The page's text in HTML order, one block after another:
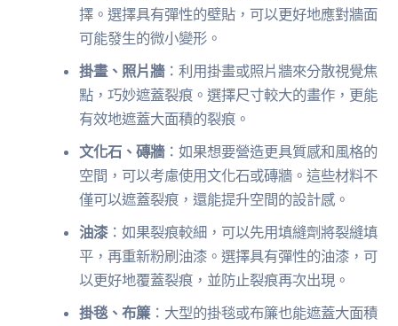
擇。選擇具有彈性的壁貼，可以更好地應對牆面
可能發生的微小變形。
掛畫、照片牆：利用掛畫或照片牆來分散視覺焦
點，巧妙遮蓋裂痕。選擇尺寸較大的畫作，更能
有效地遮蓋大面積的裂痕。
文化石、磚牆：如果想要營造更具質感和風格的
空間，可以考慮使用文化石或磚牆。這些材料不
僅可以遮蓋裂痕，還能提升空間的設計感。
油漆：如果裂痕較細，可以先用填縫劑將裂縫填
平，再重新粉刷油漆。選擇具有彈性的油漆，可
以更好地覆蓋裂痕，並防止裂痕再次出現。
掛毯、布簾：大型的掛毯或布簾也能遮蓋大面積